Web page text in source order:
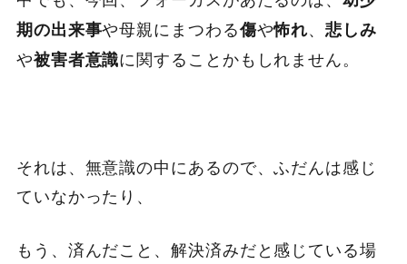
期の出来事や母親にまつわる傷や怖れ、悲しみ
や被害者意識に関することかもしれません。
それは、無意識の中にあるので、ふだんは感じ
ていなかったり、
もう、済んだこと、解決済みだと感じている場